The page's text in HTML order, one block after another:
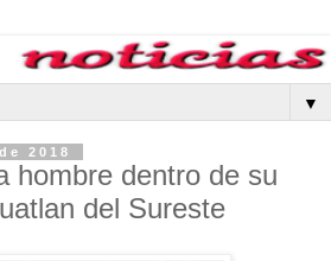
▼
2018
hombre dentro de su
del Sureste